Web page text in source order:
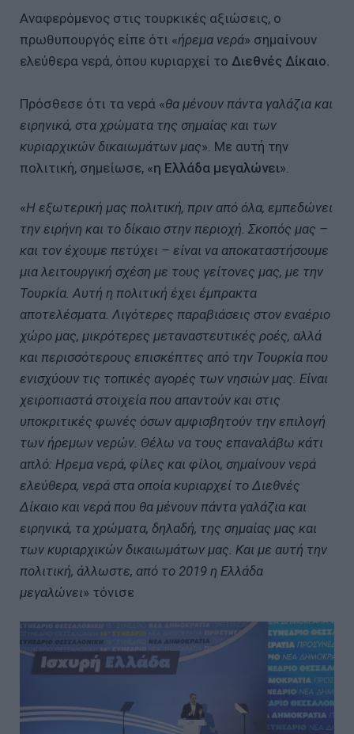
Αναφερόμενος στις τουρκικές αξιώσεις, ο
πρωθυπουργός είπε ότι «ήρεμα νερά» σημαίνουν
ελεύθερα νερά, όπου κυριαρχεί το Διεθνές Δίκαιο.
Πρόσθεσε ότι τα νερά «θα μένουν πάντα γαλάζια και
ειρηνικά, στα χρώματα της σημαίας και των
κυριαρχικών δικαιωμάτων μας». Με αυτή την
πολιτική, σημείωσε, «η Ελλάδα μεγαλώνει».
«Η εξωτερική μας πολιτική, πριν από όλα, εμπεδώνει
την ειρήνη και το δίκαιο στην περιοχή. Σκοπός μας –
και τον έχουμε πετύχει – είναι να αποκαταστήσουμε
μια λειτουργική σχέση με τους γείτονες μας, με την
Τουρκία. Αυτή η πολιτική έχει έμπρακτα
αποτελέσματα. Λιγότερες παραβιάσεις στον εναέριο
χώρο μας, μικρότερες μεταναστευτικές ροές, αλλά
και περισσότερους επισκέπτες από την Τουρκία που
ενισχύουν τις τοπικές αγορές των νησιών μας. Είναι
χειροπιαστά στοιχεία που απαντούν και στις
υποκριτικές φωνές όσων αμφισβητούν την επιλογή
των ήρεμων νερών. Θέλω να τους επαναλάβω κάτι
απλό: Ηρεμα νερά, φίλες και φίλοι, σημαίνουν νερά
ελεύθερα, νερά στα οποία κυριαρχεί το Διεθνές
Δίκαιο και νερά που θα μένουν πάντα γαλάζια και
ειρηνικά, τα χρώματα, δηλαδή, της σημαίας μας και
των κυριαρχικών δικαιωμάτων μας. Και με αυτή την
πολιτική, άλλωστε, από το 2019 η Ελλάδα
μεγαλώνει» τόνισε